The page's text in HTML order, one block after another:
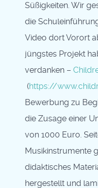
Süßigkeiten. Wir
die
Video dort Vorort
jüngstes Projekt
verdanken –
(https://
Bewerbung zu
die Zusage einer
von 1000 Euro.
Musikinstrumente
didaktisches
hergestellt und